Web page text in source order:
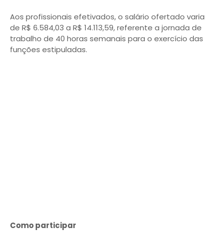
Aos profissionais efetivados, o salário ofertado varia
de R$ 6.584,03 a R$ 14.113,59, referente a jornada de
trabalho de 40 horas semanais para o exercício das
funções estipuladas.
Como participar